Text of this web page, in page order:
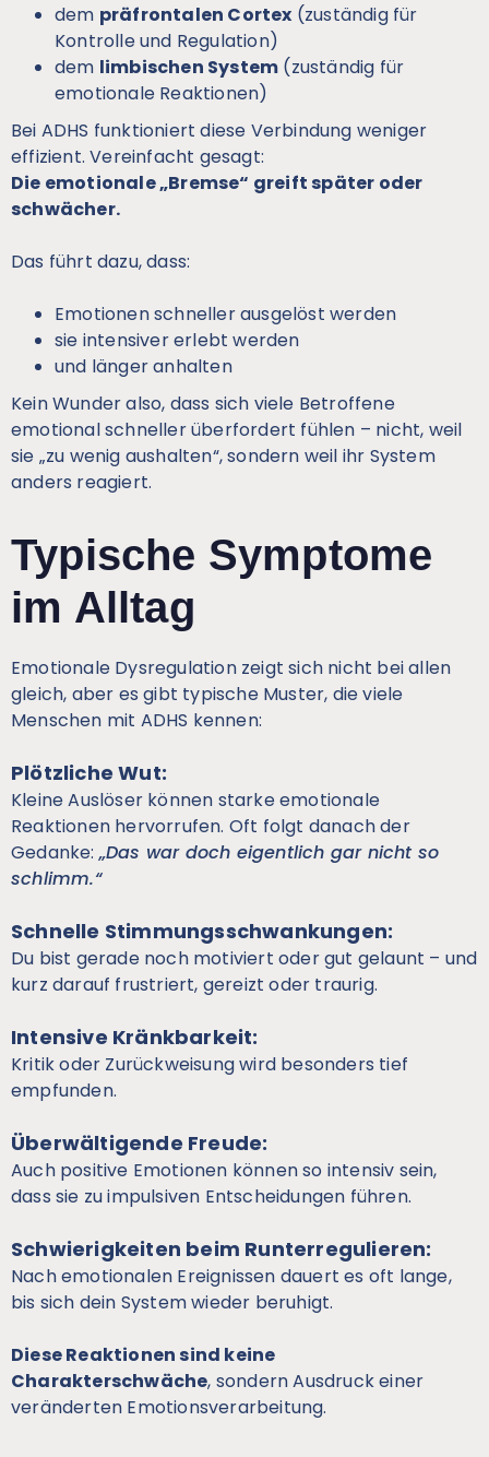
dem präfrontalen Cortex (zuständig für
Kontrolle und Regulation)
dem limbischen System (zuständig für
emotionale Reaktionen)
Bei ADHS funktioniert diese Verbindung weniger
effizient. Vereinfacht gesagt:
Die emotionale „Bremse“ greift später oder
schwächer.
Das führt dazu, dass:
Emotionen schneller ausgelöst werden
sie intensiver erlebt werden
und länger anhalten
Kein Wunder also, dass sich viele Betroffene
emotional schneller überfordert fühlen – nicht, weil
sie „zu wenig aushalten“, sondern weil ihr System
anders reagiert.
Typische Symptome
im Alltag
Emotionale Dysregulation zeigt sich nicht bei allen
gleich, aber es gibt typische Muster, die viele
Menschen mit ADHS kennen:
Plötzliche Wut:
Kleine Auslöser können starke emotionale
Reaktionen hervorrufen. Oft folgt danach der
Gedanke:„Das war doch eigentlich gar nicht so
schlimm.“
Schnelle Stimmungsschwankungen:
Du bist gerade noch motiviert oder gut gelaunt – und
kurz darauf frustriert, gereizt oder traurig.
Intensive Kränkbarkeit:
Kritik oder Zurückweisung wird besonders tief
empfunden.
Überwältigende Freude:
Auch positive Emotionen können so intensiv sein,
dass sie zu impulsiven Entscheidungen führen.
Schwierigkeiten beim Runterregulieren:
Nach emotionalen Ereignissen dauert es oft lange,
bis sich dein System wieder beruhigt.
Diese Reaktionen sind keine
Charakterschwäche, sondern Ausdruck einer
veränderten Emotionsverarbeitung.